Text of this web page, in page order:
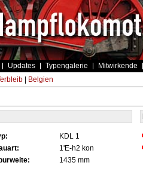
Updates Typengalerie Mitwirkende
| Belgien
KDL 1
1'E-h2 kon
1435 mm